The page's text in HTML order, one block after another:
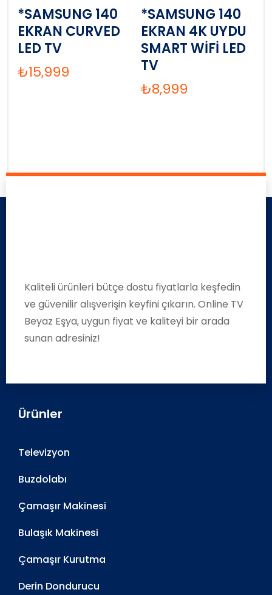
*SAMSUNG 140
EKRAN CURVED
LED TV
₺15,999
*SAMSUNG 140
EKRAN 4K UYDU
SMART WİFİ LED
TV
₺8,999
Kaliteli ürünleri bütçe dostu fiyatlarla keşfedin
ve güvenilir alışverişin keyfini çıkarın. Online TV
Beyaz Eşya, uygun fiyat ve kaliteyi bir arada
sunan adresiniz!
Ürünler
Televizyon
Buzdolabı
Çamaşır Makinesi
Bulaşık Makinesi
Çamaşır Kurutma
Derin Dondurucu